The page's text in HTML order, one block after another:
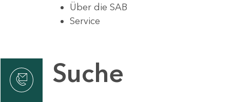
Über die SAB
Service
Suche